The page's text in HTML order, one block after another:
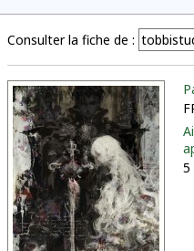
Consulter la fiche de :
5